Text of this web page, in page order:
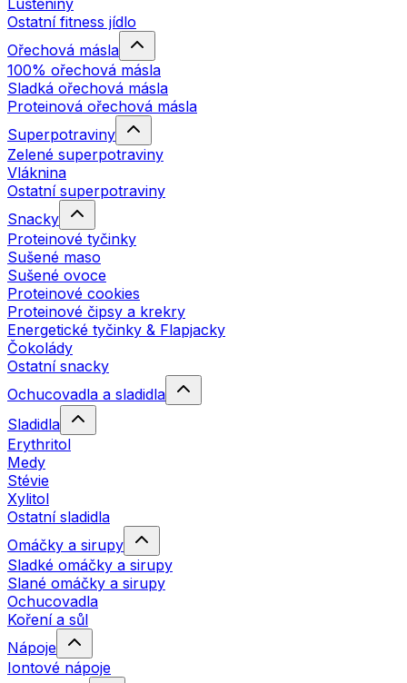
Luštěniny
Ostatní fitness jídlo
Ořechová másla
100% ořechová másla
Sladká ořechová másla
Proteinová ořechová másla
Superpotraviny
Zelené superpotraviny
Vláknina
Ostatní superpotraviny
Snacky
Proteinové tyčinky
Sušené maso
Sušené ovoce
Proteinové cookies
Proteinové čipsy a krekry
Energetické tyčinky & Flapjacky
Čokolády
Ostatní snacky
Ochucovadla a sladidla
Sladidla
Erythritol
Medy
Stévie
Xylitol
Ostatní sladidla
Omáčky a sirupy
Sladké omáčky a sirupy
Slané omáčky a sirupy
Ochucovadla
Koření a sůl
Nápoje
Iontové nápoje